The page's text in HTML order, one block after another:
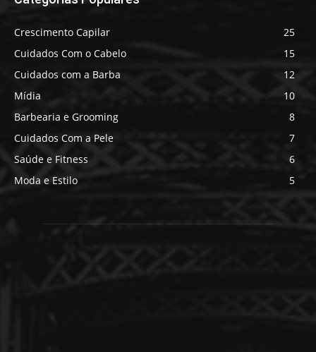
Crescimento Capilar
25
Cuidados Com o Cabelo
15
Cuidados com a Barba
12
Mídia
10
Barbearia e Grooming
8
Cuidados Com a Pele
7
Saúde e Fitness
6
Moda e Estilo
5